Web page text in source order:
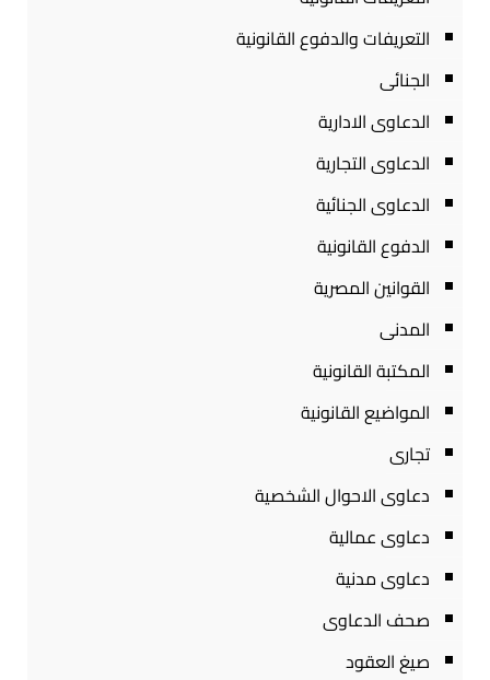
التعريفات والدفوع القانونية
الجنائى
الدعاوى الادارية
الدعاوى التجارية
الدعاوى الجنائية
الدفوع القانونية
القوانين المصرية
المدنى
المكتبة القانونية
المواضيع القانونية
تجارى
دعاوى الاحوال الشخصية
دعاوى عمالية
دعاوى مدنية
صحف الدعاوى
صيغ العقود